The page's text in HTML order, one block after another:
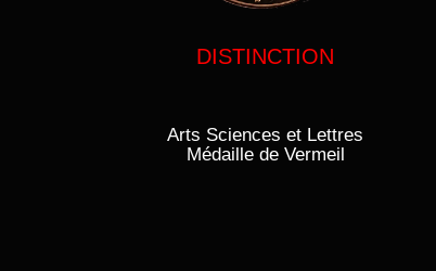
DISTINCTION
Arts Sciences et Lettres
Médaille de Vermeil